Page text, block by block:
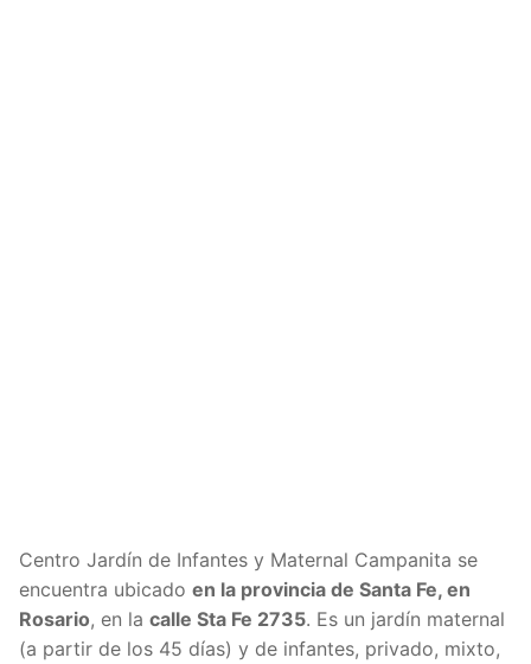
Centro Jardín de Infantes y Maternal Campanita se
encuentra ubicado en la provincia de Santa Fe, en
Rosario, en la calle Sta Fe 2735. Es un jardín maternal
(a partir de los 45 días) y de infantes, privado, mixto,